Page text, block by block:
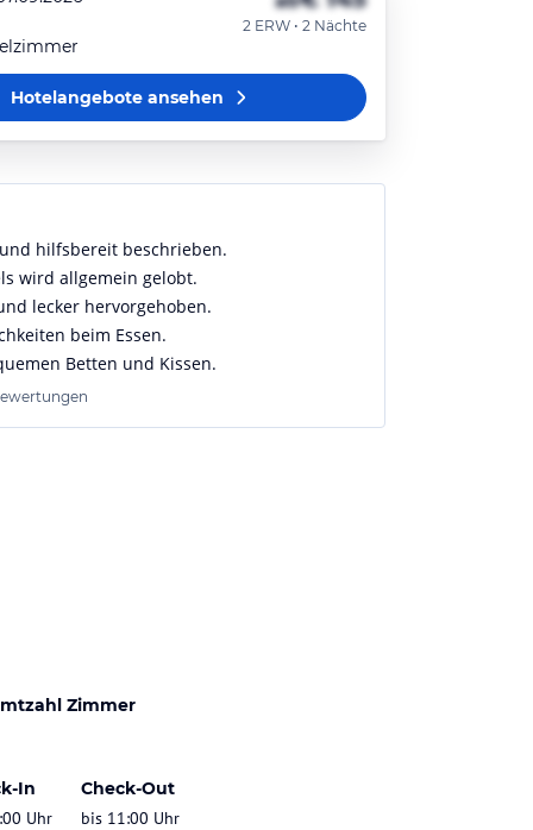
2 ERW • 2 Nächte
Hotelangeboteansehen
hilfsbereit beschrieben.
wird allgemein gelobt.
lecker hervorgehoben.
beim Essen.
Betten und Kissen.
Zimmer
In
Uhr
Check-Out
bis 11:00 Uhr